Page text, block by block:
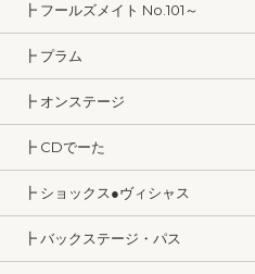
┣ フールズメイト No.101～
┣ プラム
┣ オンステージ
┣ CDでーた
┣ ショックス●ヴィシャス
┣ バックステージ・パス